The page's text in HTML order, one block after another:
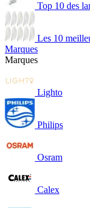
Top 10 des
Les 10
Marques
Marques
Lighto
Philips
Osram
Calex